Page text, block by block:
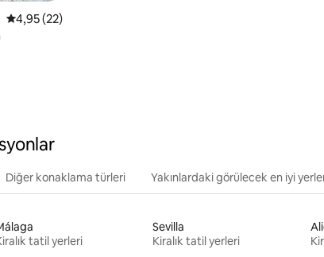
5 üzerinden ortalama 4,95 puan, 22 değerlendirme
4,95 (22)
Diğer konaklama türleri Yakınlardaki görülecek en iyi
tatil yerleri
Sevilla
Kiralık tatil yerleri